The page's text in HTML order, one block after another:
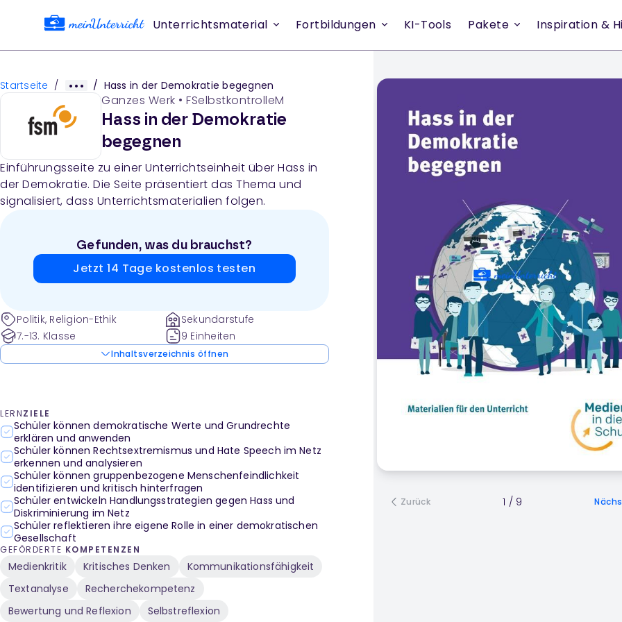
Unterrichtsmaterial Fortbildungen KI-Tools Pakete Inspiration &
Startseite / / Hass in der Demokratie begegnen
Ganzes Werk • FSelbstkontrolleM
Hass in der Demokratie
begegnen
Einführungsseite zu einer Unterrichtseinheit über Hass in
der Demokratie. Die Seite präsentiert das Thema und
signalisiert, dass Unterrichtsmaterialien folgen.
Gefunden, was du brauchst?
Jetzt 14 Tage kostenlos testen
Politik, Religion-Ethik
7.-13. Klasse
Sekundarstufe
9 Einheiten
Inhaltsverzeichnis öffnen
LERNZIELE
Schüler können demokratische Werte und Grundrechte
erklären und anwenden
Schüler können Rechtsextremismus und Hate Speech im Netz
erkennen und analysieren
Schüler können gruppenbezogene Menschenfeindlichkeit
identifizieren und kritisch hinterfragen
Schüler entwickeln Handlungsstrategien gegen Hass und
Diskriminierung im Netz
Schüler reflektieren ihre eigene Rolle in einer demokratischen
Gesellschaft
GEFÖRDERTE KOMPETENZEN
Medienkritik Kritisches Denken
Kommunikationsfähigkeit
Textanalyse
Recherchekompetenz
Bewertung und Reflexion
Selbstreflexion
Zurück 1 / 9